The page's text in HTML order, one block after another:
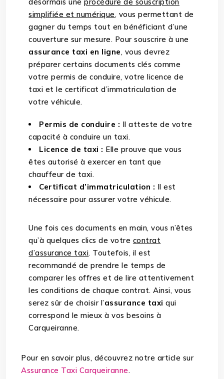
simplifiée et numérique, vous permettant de
gagner du temps tout en bénéficiant d’une
couverture sur mesure. Pour souscrire à une
assurance taxi en ligne, vous devrez
préparer certains documents clés comme
votre permis de conduire, votre licence de
taxi et le certificat d’immatriculation de
votre véhicule.
Permis de conduire : Il atteste de votre
capacité à conduire un taxi.
Licence de taxi : Elle prouve que vous
êtes autorisé à exercer en tant que
chauffeur de taxi.
Certificat d’immatriculation : Il est
nécessaire pour assurer votre véhicule.
Une fois ces documents en main, vous n’êtes
qu’à quelques clics de votre contrat
d’assurance taxi. Toutefois, il est
recommandé de prendre le temps de
comparer les offres et de lire attentivement
les conditions de chaque contrat. Ainsi, vous
serez sûr de choisir l’assurance taxi qui
correspond le mieux à vos besoins à
Carqueiranne.
Pour en savoir plus, découvrez notre article sur
Assurance Taxi Carqueiranne.